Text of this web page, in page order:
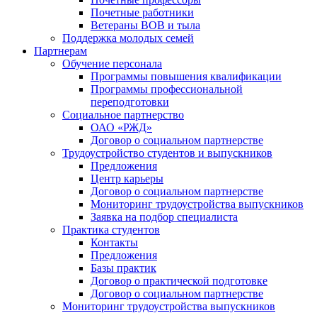
Почетные работники
Ветераны ВОВ и тыла
Поддержка молодых семей
Партнерам
Обучение персонала
Программы повышения квалификации
Программы профессиональной
переподготовки
Социальное партнерство
ОАО «РЖД»
Договор о социальном партнерстве
Трудоустройство студентов и выпускников
Предложения
Центр карьеры
Договор о социальном партнерстве
Мониторинг трудоустройства выпускников
Заявка на подбор специалиста
Практика студентов
Контакты
Предложения
Базы практик
Договор о практической подготовке
Договор о социальном партнерстве
Мониторинг трудоустройства выпускников